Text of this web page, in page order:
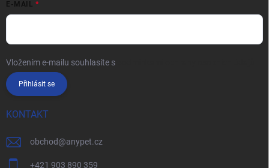
E-MAIL
Vložením e-mailu souhlasíte s
Přihlásit se
KONTAKT
obchod@anypet.cz
+421 903 890 359